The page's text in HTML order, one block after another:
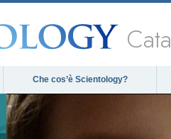
Che cos’è Scientology?